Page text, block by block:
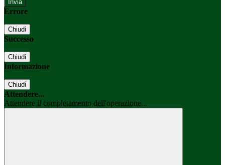
Errore
Chiudi
Successo
Chiudi
Informazione
Chiudi
Attendere...
Attendere il completamento dell'operazione...